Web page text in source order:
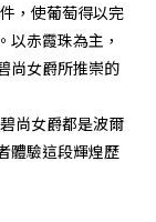
，使葡萄得以完
以赤霞珠為主，
尚女爵所推崇的
尚女爵都是波爾
體驗這段輝煌歷